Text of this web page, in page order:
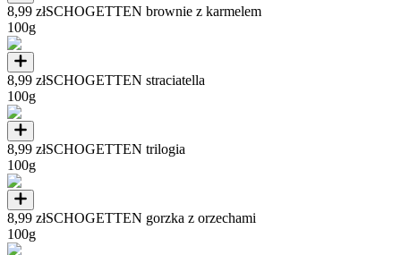
8,99 złSCHOGETTEN brownie z karmelem
100g
8,99 złSCHOGETTEN straciatella
100g
8,99 złSCHOGETTEN trilogia
100g
8,99 złSCHOGETTEN gorzka z orzechami
100g